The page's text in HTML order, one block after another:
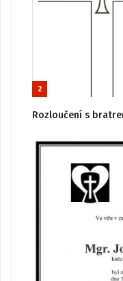
2
Rozloučení s